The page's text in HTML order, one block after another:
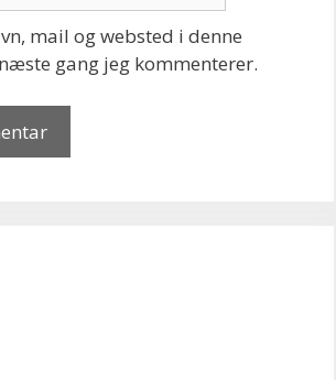
mail og websted i denne
gang jeg kommenterer.